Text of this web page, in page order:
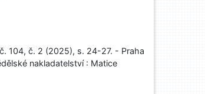
104, č. 2 (2025), s. 24-27. - Praha
nakladatelství : Matice